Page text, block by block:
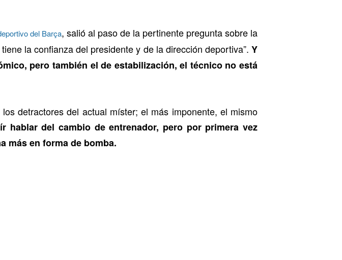
del Barça, salió al paso de la pertinente pregunta sobre la
la confianza del presidente y de la dirección deportiva”. Y
pero también el de estabilización, el técnico no está
detractores del actual míster; el más imponente, el mismo
hablar del cambio de entrenador, pero por primera vez
más en forma de bomba.